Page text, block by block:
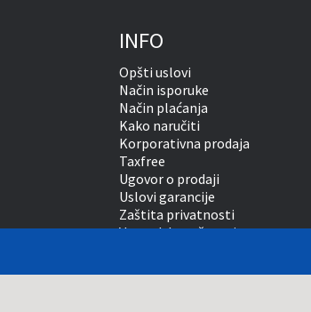
INFO
Opšti uslovi
Način isporuke
Način plaćanja
Kako naručiti
Korporativna prodaja
Taxfree
Ugovor o prodaji
Uslovi garancije
Zaštita privatnosti
Vansudsko rešavanje sporova